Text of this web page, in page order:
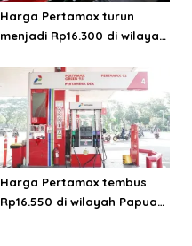
Harga Pertamax turun
menjadi Rp16.300 di wilayah
Harga Pertamax tembus
Rp16.550 di wilayah Papua